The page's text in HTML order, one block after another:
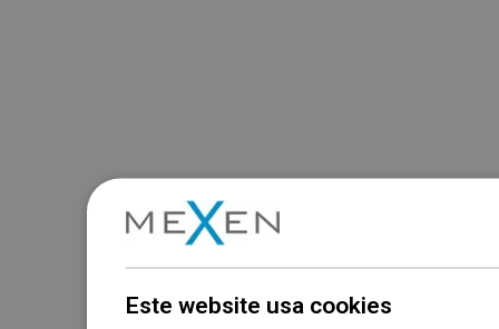
Este website usa cookies